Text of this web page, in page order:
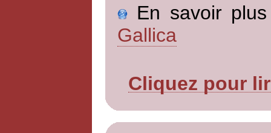
En savoir
Gallica
Cliquez pour